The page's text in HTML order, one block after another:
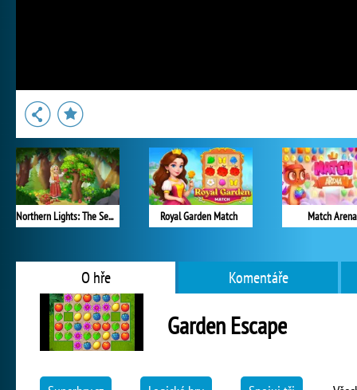
Northern Lights: The Secret of the Forest Royal Garden Match Match Arena
O hře Komentáře
Garden Escape